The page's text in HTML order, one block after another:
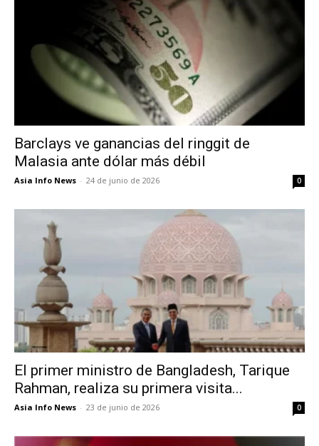
Barclays ve ganancias del ringgit de
Malasia ante dólar más débil
Asia Info News - 24 de junio de 2026 0
El primer ministro de Bangladesh, Tarique
Rahman, realiza su primera visita...
Asia Info News - 23 de junio de 2026 0